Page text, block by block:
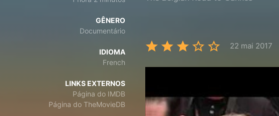
GÊNERO
Documentário
IDIOMA
French
LINKS EXTERNOS
Página do IMDB
Página do TheMovieDB
22 mai 2017